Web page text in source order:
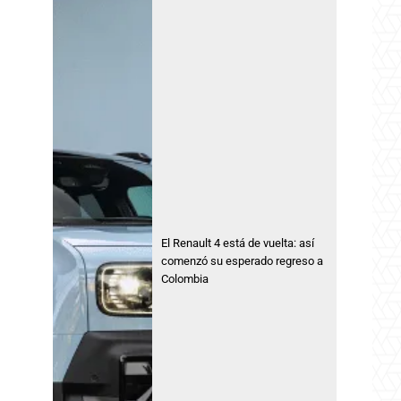
El Renault 4 está de vuelta: así
comenzó su esperado regreso a
Colombia